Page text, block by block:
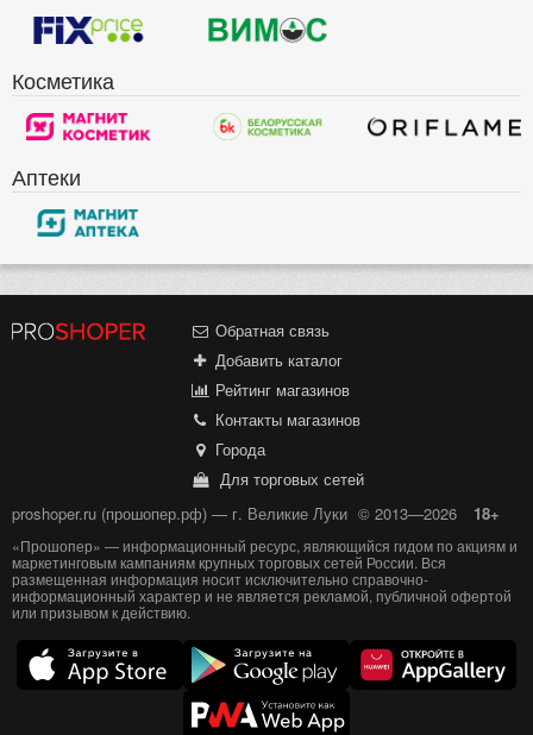
Косметика
Аптеки
Обратная связь
Добавить каталог
Рейтинг магазинов
Контакты магазинов
Города
Для торговых сетей
proshoper.ru (прошопер.рф) — г. Великие Луки © 2013—2026 18+
«Прошопер» — информационный ресурс, являющийся гидом по акциям и
маркетинговым кампаниям крупных торговых сетей России. Вся
размещенная информация носит исключительно справочно-
информационный характер и не является рекламой, публичной офертой
или призывом к действию.